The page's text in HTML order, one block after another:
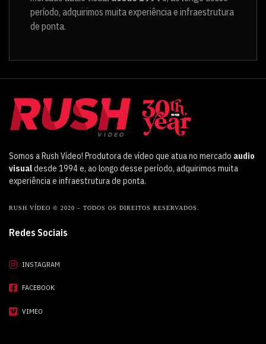
período, adquirimos muita experiência e infraestrutura
de ponta.
Somos a Rush Vídeo! Produtora de vídeo que atua no mercado audio
visualdesde 1994 e, ao longo desse período, adquirimos muita
experiência e infraestrutura de ponta.
RUSH VÍDEO © 2020 – TODOS OS DIREITOS RESERVADOS.
Redes Sociais
INSTAGRAM
FACEBOOK
VIMEO